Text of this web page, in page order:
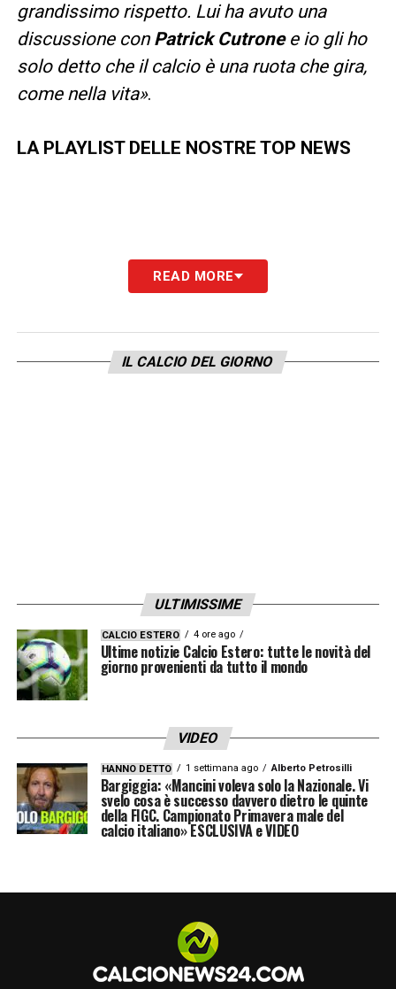
grandissimo rispetto. Lui ha avuto una
discussione con Patrick Cutronee io gli ho
solo detto che il calcio è una ruota che gira,
come nella vita».
LA PLAYLIST DELLE NOSTRE TOP NEWS
READ MORE
IL CALCIO DEL GIORNO
ULTIMISSIME
CALCIO ESTERO 4 ore ago
Ultime notizie Calcio Estero: tutte le novità del
giorno provenienti da tutto il mondo
VIDEO
HANNO DETTO 1 settimana ago Alberto Petrosilli
Bargiggia: «Mancini voleva solo la Nazionale. Vi
svelo cosa è successo davvero dietro le quinte
della FIGC. Campionato Primavera male del
calcio italiano» ESCLUSIVA e VIDEO